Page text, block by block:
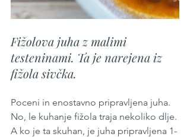
Fižolova juha z malimi
testeninami. Ta je narejena iz
fižola sivčka.
Poceni in enostavno pripravljena juha.
No, le kuhanje fižola traja nekoliko dlje.
A ko je ta skuhan, je juha pripravljena 1-